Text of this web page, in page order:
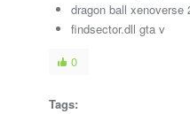
dragon ball xenoverse
findsector.dll gta v
0
Tags: